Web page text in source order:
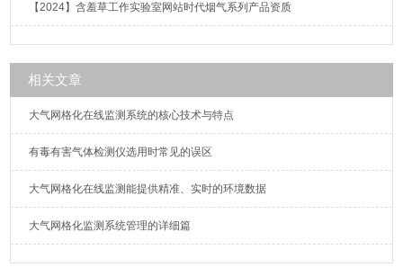
【2024】含羞草工作实验室网站时代烟气系列产品资质
相关文章
大气网格化在线监测系统的核心技术与特点
有毒有害气体检测仪选用时常见的误区
大气网格化在线监测能提供精准、实时的环境数据
大气网格化监测系统管理的详细篇